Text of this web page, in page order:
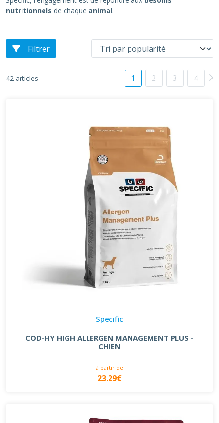
nutritionnels de chaque animal.
Filtrer
42 articles 1 2 3 4
Specific
COD-HY HIGH ALLERGEN MANAGEMENT PLUS -
CHIEN
à partir de
23.29€